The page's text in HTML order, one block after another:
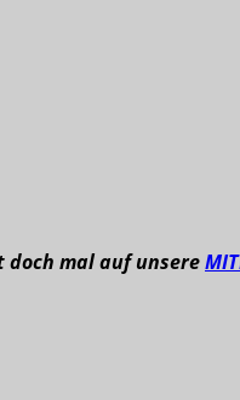
doch mal auf unsere